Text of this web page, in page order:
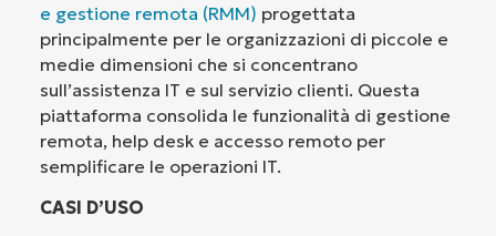
e gestione remota (RMM) progettata
principalmente per le organizzazioni di piccole e
medie dimensioni che si concentrano
sull’assistenza IT e sul servizio clienti. Questa
piattaforma consolida le funzionalità di gestione
remota, help desk e accesso remoto per
semplificare le operazioni IT.
CASI D’USO